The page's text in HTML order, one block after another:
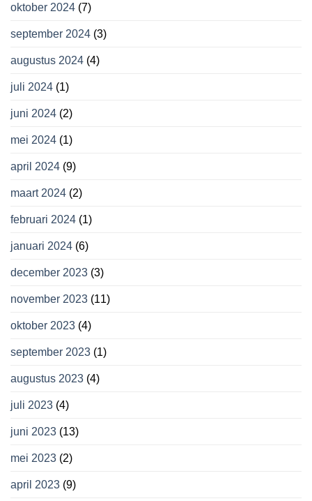
oktober 2024 (7)
september 2024 (3)
augustus 2024 (4)
juli 2024 (1)
juni 2024 (2)
mei 2024 (1)
april 2024 (9)
maart 2024 (2)
februari 2024 (1)
januari 2024 (6)
december 2023 (3)
november 2023 (11)
oktober 2023 (4)
september 2023 (1)
augustus 2023 (4)
juli 2023 (4)
juni 2023 (13)
mei 2023 (2)
april 2023 (9)